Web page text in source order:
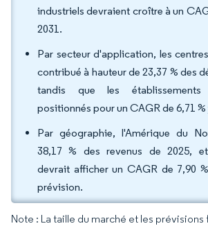
industriels devraient croître à un
2031.
Par secteur d'application, les
contribué à hauteur de 23,37 % des
tandis que les
positionnés pour un CAGR de 6,71
Par géographie, l'Amérique du
38,17 % des revenus de 2025, et
devrait afficher un CAGR de 7,90
prévision.
Note : La taille du marché et les prévisions